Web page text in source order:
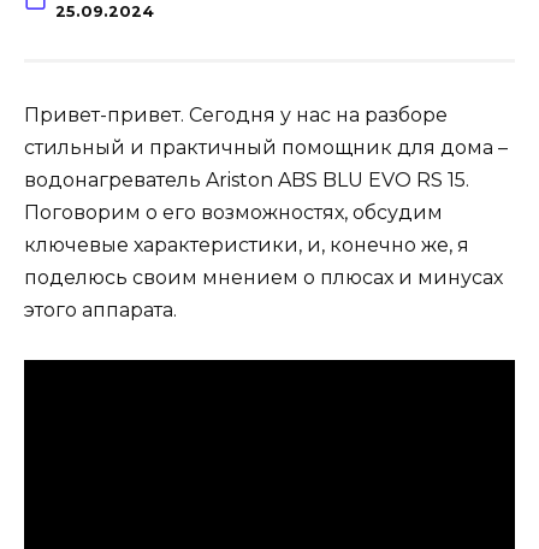
25.09.2024
Привет-привет. Сегодня у нас на разборе
стильный и практичный помощник для дома –
водонагреватель Ariston ABS BLU EVO RS 15.
Поговорим о его возможностях, обсудим
ключевые характеристики, и, конечно же, я
поделюсь своим мнением о плюсах и минусах
этого аппарата.